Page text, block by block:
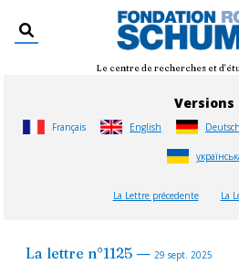
Le centre de recherches et
Versions
Français English Deutsch
La Lettre précedente La
La lettre n°1125 — 29 sept. 2025